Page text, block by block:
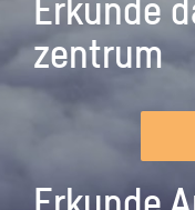
Erkunde
zentrum